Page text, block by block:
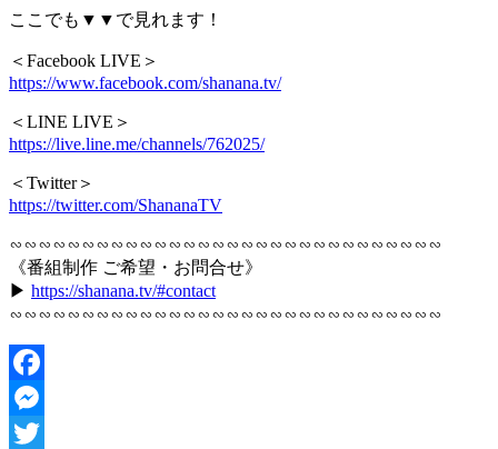
ここでも▼▼で見れます！
＜Facebook LIVE＞
https://www.facebook.com/shanana.tv/
＜LINE LIVE＞
https://live.line.me/channels/762025/
＜Twitter＞
https://twitter.com/ShananaTV
∽∽∽∽∽∽∽∽∽∽∽∽∽∽∽∽∽∽∽∽∽∽∽∽∽∽∽∽∽∽
《番組制作 ご希望・お問合せ》
▶︎ https://shanana.tv/#contact
∽∽∽∽∽∽∽∽∽∽∽∽∽∽∽∽∽∽∽∽∽∽∽∽∽∽∽∽∽∽